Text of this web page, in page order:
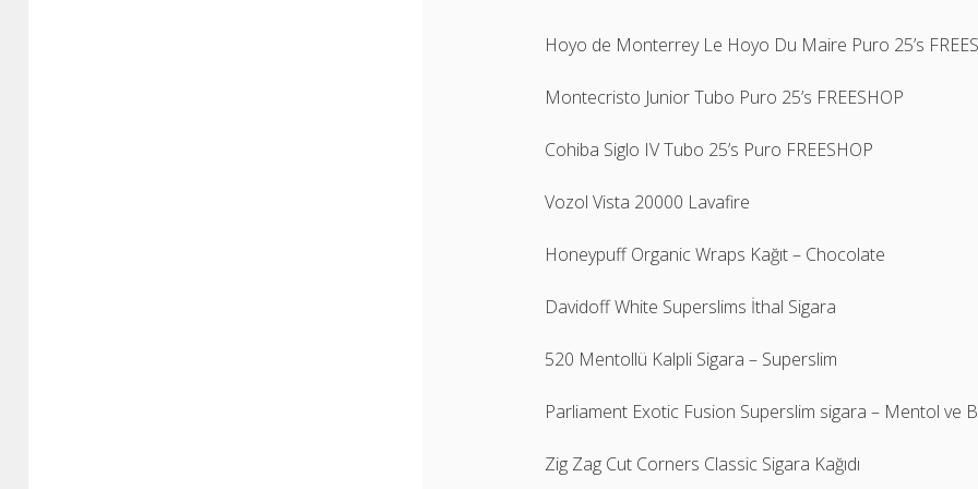
Hoyo de Monterrey Le Hoyo Du Maire Puro 25’s
Montecristo Junior Tubo Puro 25’s FREESHOP
Cohiba Siglo IV Tubo 25’s Puro FREESHOP
Vozol Vista 20000 Lavafire
Honeypuff Organic Wraps Kağıt – Chocolate
Davidoff White Superslims İthal Sigara
520 Mentollü Kalpli Sigara – Superslim
Parliament Exotic Fusion Superslim sigara – Mentol ve
Zig Zag Cut Corners Classic Sigara Kağıdı